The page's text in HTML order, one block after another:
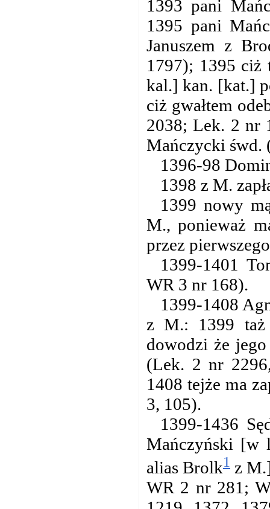
1393 pani
1395 pani
Januszem z
1797); 1395 ciż
kal.] kan. [kat.]
ciż gwałtem
2038; Lek. 2 nr
Mańczycki śwd.
1396-98
1398 z M.
1399 nowy
M., ponieważ
przez
1399-1401
WR 3 nr 168).
1399-1408
z M.: 1399
dowodzi że
(Lek. 2 nr
1408 tejże ma
3, 105).
1399-1436
Mańczyński [w
alias Brolk1 z
WR 2 nr 281;